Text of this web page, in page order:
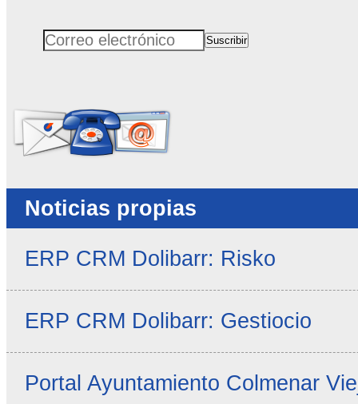
Correo electrónicoSuscribir
Noticias propias
ERP CRM Dolibarr: Risko
ERP CRM Dolibarr: Gestiocio
Portal Ayuntamiento Colmenar